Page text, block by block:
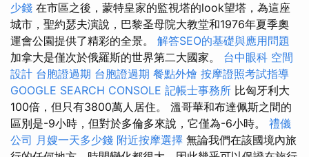
少錢 在市區之後，蒙特皇家的監視塔的look望塔，為這座
城市，聖約瑟夫演說，巴黎圣母院大教堂和1976年夏季奧
運會公園提供了精彩的全景。 解答SEO的基礎與應用問題
加拿大是僅次於俄羅斯的世界第二大國家。 台中眼科 空間
設計 台胞證過期 台胞證過期 餐點外燴 按摩證照考試指導
GOOGLE SEARCH CONSOLE 記帳士事務所 比匈牙利大
100倍，但只有3800萬人居住。 溫哥華和布達佩斯之間的
區別是-9小時，但對於多倫多來說，它僅為-6小時。 禮儀
公司 月嫂一天多少錢 附近按摩選擇 無論我們在該國境內旅